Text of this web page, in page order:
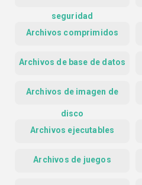
seguridad
Archivos comprimidos
Archivos de base de datos
Archivos de imagen de
disco
Archivos ejecutables
Archivos de juegos